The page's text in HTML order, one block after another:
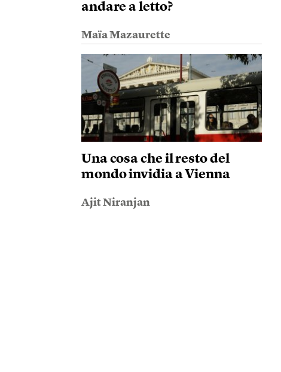
andare a letto?
Maïa Mazaurette
Una cosa che il resto del
mondo invidia a Vienna
Ajit Niranjan